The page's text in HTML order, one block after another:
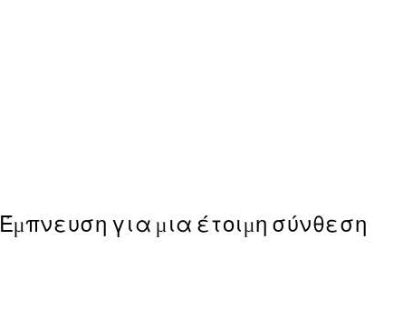
Έμπνευση για μια έτοιμη σύνθεση